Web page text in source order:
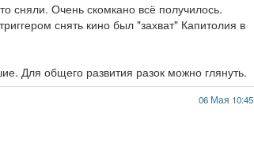
сняли. Очень скомкано всё получилось.
снять кино был "захват" Капитолия в
Для общего развития разок можно глянуть.
06 Мая 10:45